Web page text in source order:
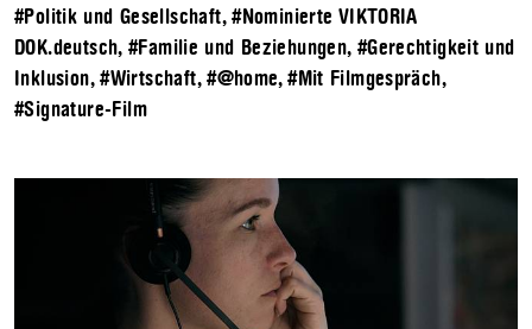
#Politik und Gesellschaft,#Nominierte VIKTORIA
DOK.deutsch,#Familie und Beziehungen, #Gerechtigkeit und
Inklusion,#Wirtschaft,#@home,#Mit Filmgespräch,
#Signature-Film